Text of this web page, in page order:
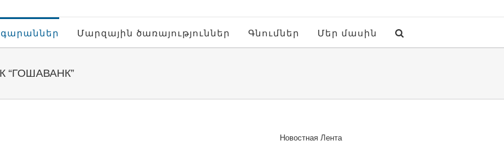
Մարզային ծառայություններ Գնումներ Մեր մասին
“ГОШАВАНК”
Новостная Лента